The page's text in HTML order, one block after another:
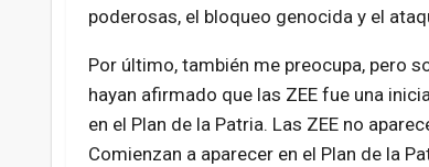
poderosas, el bloqueo genocida y el
Por último, también me preocupa, pero
hayan afirmado que las ZEE fue una
en el Plan de la Patria. Las ZEE no
Comienzan a aparecer en el Plan de la